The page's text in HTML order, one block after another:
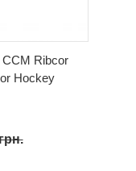
CCM Ribcor
Hockey